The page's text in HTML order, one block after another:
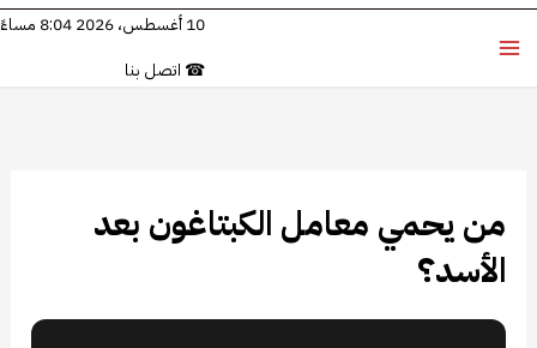
10 أغسطس، 2026 8:04 مساءً
☎ اتصل بنا
من يحمي معامل الكبتاغون بعد
الأسد؟